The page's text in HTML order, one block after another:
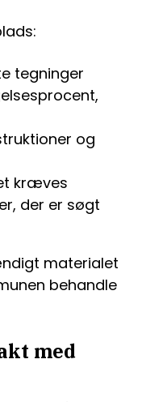
tegninger
og
kræves
der er søgt
materialet
behandle
med